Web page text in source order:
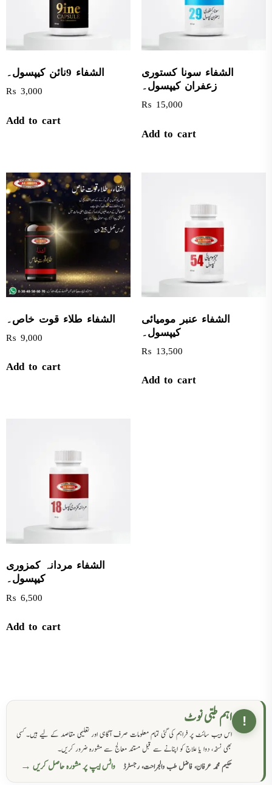
الشفاء 9نائن کیپسول۔
₨ 3,000
Add to cart
الشفاء سونا کستوری
زعفران کیپسول۔
₨ 15,000
Add to cart
الشفاء طلاء قوت خاص۔
₨ 9,000
Add to cart
الشفاء عنبر مومیائی
کیپسول۔
₨ 13,500
Add to cart
الشفاء مردانہ کمزوری
کیپسول۔
₨ 6,500
Add to cart
! اہم طبی نوٹ
اس ویب سائٹ پر فراہم کی گئی تمام معلومات صرف آگاہی اور تعلیمی مقاصد کے لیے ہیں۔ کسی
بھی نسخہ، دوا یا علاج کو اپنانے سے قبل مستند معالج سے مشورہ ضرور کریں۔
حکیم محمد عرفان، فاضل طب والجراحت، رجسٹرڈ
واٹس ایپ پر مشورہ حاصل کریں →